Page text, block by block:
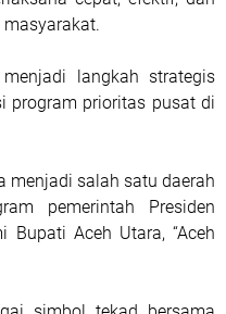
langkah strategis
program prioritas pusat di
menjadi salah satu daerah
pemerintah Presiden
Bupati Aceh Utara, “Aceh